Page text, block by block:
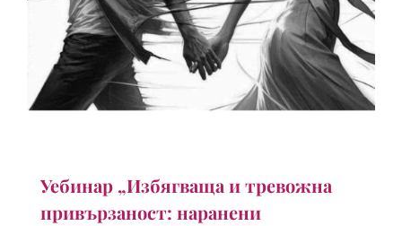
Уебинар „Избягваща и тревожна
привързаност: наранени